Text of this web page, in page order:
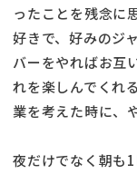
ったことを残念に
好きで、好みのジ
バーをやればお互
れを楽しんでくれ
業を考えた時に、
夜だけでなく朝も